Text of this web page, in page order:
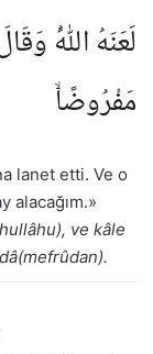
لَعَنَهُ اللّٰهُۢ
مَفْرُوضًاۙ
lanet etti. Ve o
alacağım.»
ve kâle